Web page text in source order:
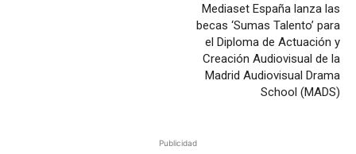
Mediaset España lanza las
becas ‘Sumas Talento’ para
el Diploma de Actuación y
Creación Audiovisual de la
Madrid Audiovisual Drama
School (MADS)
Publicidad